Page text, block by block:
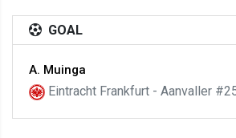
GOAL
A. Muinga
Eintracht Frankfurt - Aanvaller